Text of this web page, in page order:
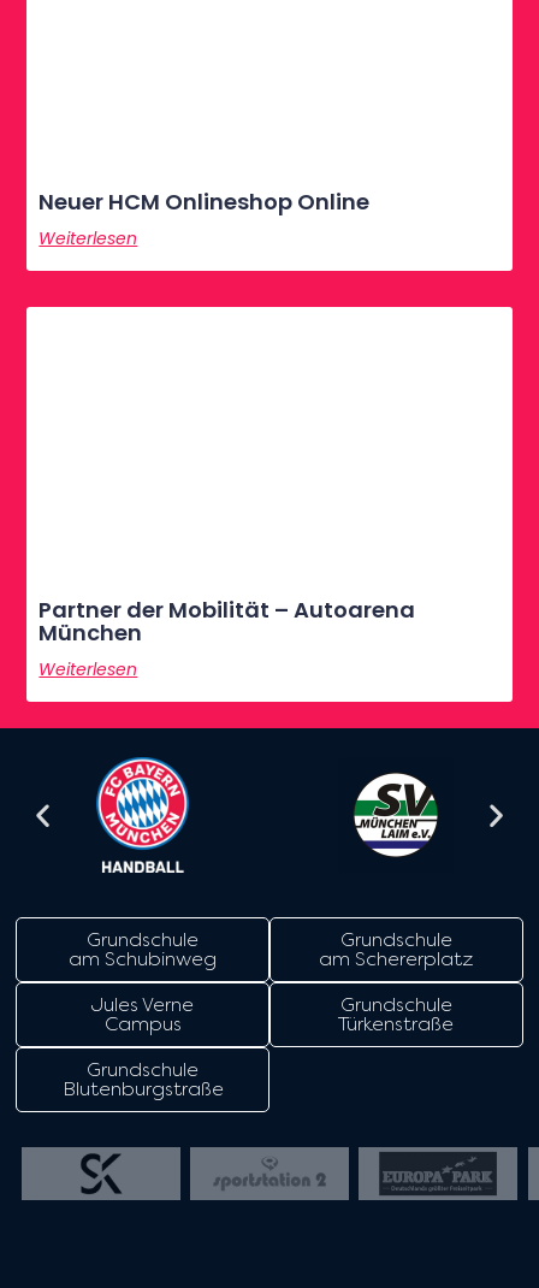
Neuer HCM Onlineshop Online
Weiterlesen
Partner der Mobilität – Autoarena
München
Weiterlesen
Grundschule
am Schubinweg
Grundschule
am Schererplatz
Jules Verne
Campus
Grundschule
Türkenstraße
Grundschule
Blutenburgstraße